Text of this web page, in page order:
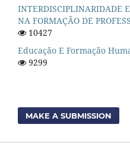
INTERDISCIPLINARIDADE
NA FORMAÇÃO DE
10427
Educação E Formação
9299
MAKE A SUBMISSION